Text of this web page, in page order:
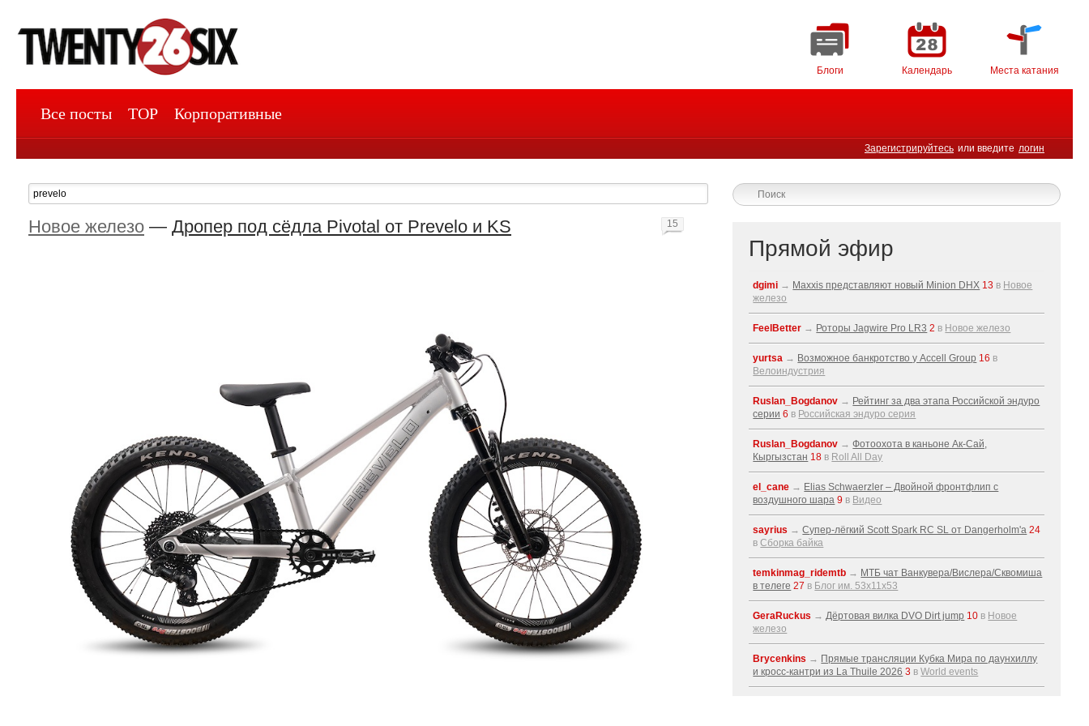
Блоги Календарь Места катания
Зарегистрируйтесь или введите логин
Все посты TOP Корпоративные
Новое железо — Дропер под сёдла Pivotal от Prevelo и KS 15
Прямой эфир
dgimi → Maxxis представляют новый Minion DHX 13 в Новое
железо
FeelBetter → Роторы Jagwire Pro LR3 2 в Новое железо
yurtsa → Возможное банкротство у Accell Group 16 в
Велоиндустрия
Ruslan_Bogdanov → Рейтинг за два этапа Российской эндуро
серии 6 в Российская эндуро серия
Ruslan_Bogdanov →Фотоохота в каньоне Ак-Cай,
Кыргызстан 18 в Roll All Day
el_cane → Elias Schwaerzler – Двойной фронтфлип с
воздушного шара 9 в Видео
sayrius →Супер-лёгкий Scott Spark RC SL от Dangerholm'a 24
вСборка байка
temkinmag_ridemtb → МТБ чат Ванкувера/Вислера/Сквомиша
в телеге 27 в Блог им. 53x11x53
GeraRuckus →Дёртовая вилка DVO Dirt jump 10 в Новое
железо
Brycenkins → Прямые трансляции Кубка Мира по даунхиллу
и кросс-кантри из La Thuile 2026 3 вWorld events